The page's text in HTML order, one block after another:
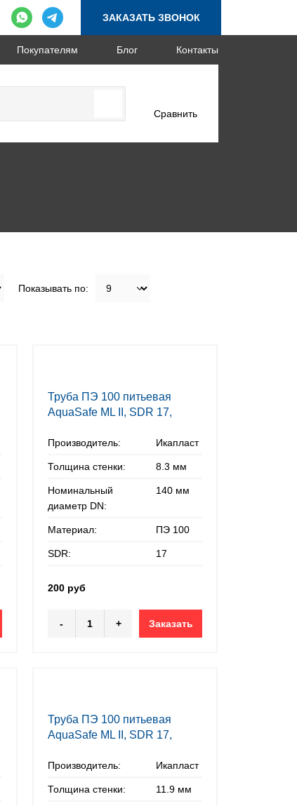
ЗАКАЗАТЬ ЗВОНОК
Покупателям Блог Контакты
Сравнить
Показывать по:
Труба ПЭ 100 питьевая
AquaSafe ML II, SDR 17,
Производитель: Икапласт
Толщина стенки: 8.3 мм
Номинальный
диаметр DN:
140 мм
Материал: ПЭ 100
SDR: 17
200 руб
- + Заказать
Труба ПЭ 100 питьевая
AquaSafe ML II, SDR 17,
Производитель: Икапласт
Толщина стенки: 11.9 мм